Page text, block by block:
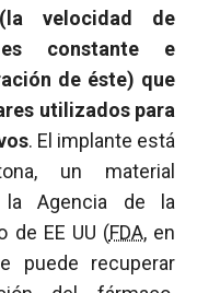
velocidad de
constante e
de éste) que
utilizados para
. El implante está
un material
la Agencia de la
de EE UU (FDA, en
puede recuperar